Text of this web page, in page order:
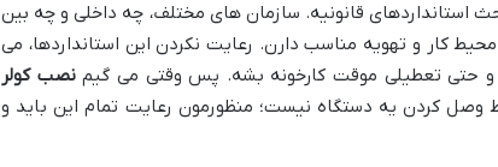
قانونیه. سازمان های مختلف، چه داخلی و چه بین
کار و تهویه مناسب دارن. رعایت نکردن این استانداردها، می
و حتی تعطیلی موقت کارخونه بشه. پس وقتی می گیمنصب کولر
وصل کردن یه دستگاه نیست؛ منظورمون رعایت تمام این باید و